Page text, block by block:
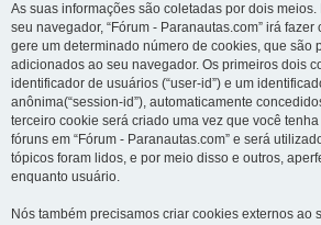
As suas informações são coletadas por dois
seu navegador, “Fórum - Paranautas.com” irá
gere um determinado número de cookies, que são
adicionados ao seu navegador. Os primeiros dois
identificador de usuários (“user-id”) e um
anônima(“session-id”), automaticamente
terceiro cookie será criado uma vez que você
fóruns em “Fórum - Paranautas.com” e será
tópicos foram lidos, e por meio disso e outros,
enquanto usuário.
Nós também precisamos criar cookies externos ao